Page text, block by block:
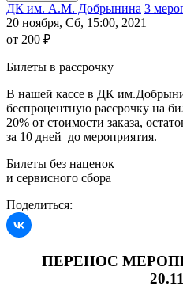
ДК им. А.М. Добрынина 3
20 ноября, Сб, 15:00, 2021
от 200 ₽
Билеты в рассрочку
В нашей кассе в ДК
беспроцентную рассрочку на
20% от стоимости заказа,
за 10 дней до мероприятия.
Билеты без наценок
и сервисного сбора
Поделиться:
ПЕРЕНОС